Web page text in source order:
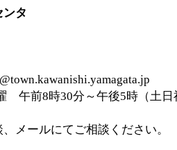
ンタ
午前8時30分～午後5時（土日
、メールにてご相談ください